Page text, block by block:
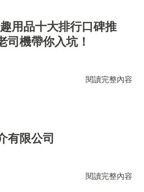
用品十大排行口碑推
司機帶你入坑！
閱讀完整內容
有限公司
閱讀完整內容